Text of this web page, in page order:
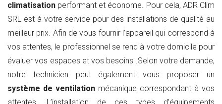
climatisation performant et économe. Pour cela, ADR Clim
SRL est à votre service pour des installations de qualité au
meilleur prix. Afin de vous fournir l’appareil qui correspond à
vos attentes, le professionnel se rend à votre domicile pour
évaluer vos espaces et vos besoins .Selon votre demande,
notre technicien peut également vous proposer un
système de ventilation mécanique correspondant à vos